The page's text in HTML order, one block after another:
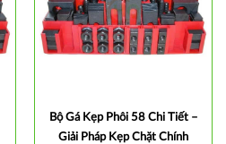
Bộ Gá Kẹp Phôi 58 Chi Tiết –
Giải Pháp Kẹp Chặt Chính